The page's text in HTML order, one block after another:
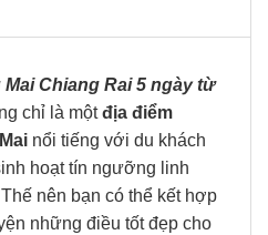
Chiang Rai 5 ngày từ
chỉ là mộtđịa điểm
nổi tiếng với du khách
hoạt tín ngưỡng linh
nên bạn có thể kết hợp
những điều tốt đẹp cho